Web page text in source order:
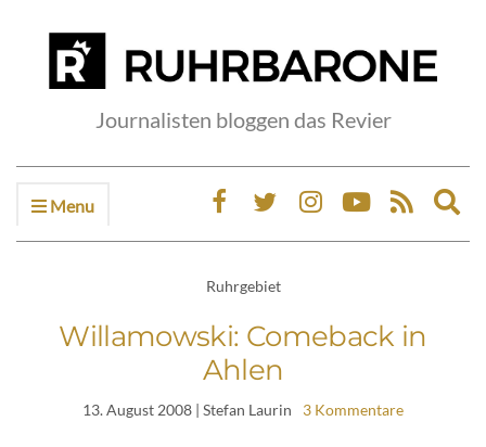
Journalisten bloggen das Revier
Menu
Ruhrgebiet
Willamowski: Comeback in
Ahlen
13. August 2008 | Stefan Laurin 3 Kommentare